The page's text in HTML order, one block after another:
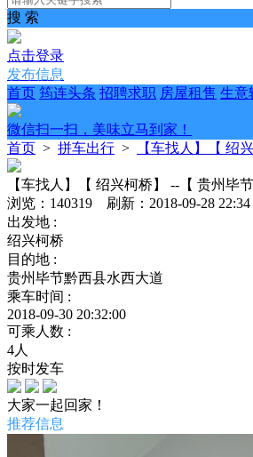
搜 索
点击登录
发布信息
首页 筠连头条 招聘求职 房屋租售 生意
微信扫一扫，美味立马到家！
首页 > 拼车出行 > 【车找人】【 绍
【车找人】【 绍兴柯桥】 --【 贵州毕
浏览：140319 刷新：2018-09-28 22:34
出发地 :
绍兴柯桥
目的地 :
贵州毕节黔西县水西大道
乘车时间 :
2018-09-30 20:32:00
可乘人数 :
4人
按时发车
大家一起回家！
推荐信息